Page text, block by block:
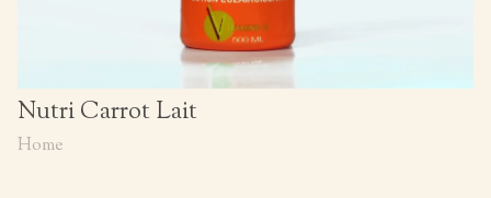
Nutri Carrot Lait
Home